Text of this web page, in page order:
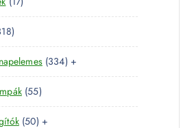
é
k
r
é
k
e
m
é
k
7
e
r
m
é
k
3
1
8
t
e
r
m
3343
3
t
+
555
5
t
505 +